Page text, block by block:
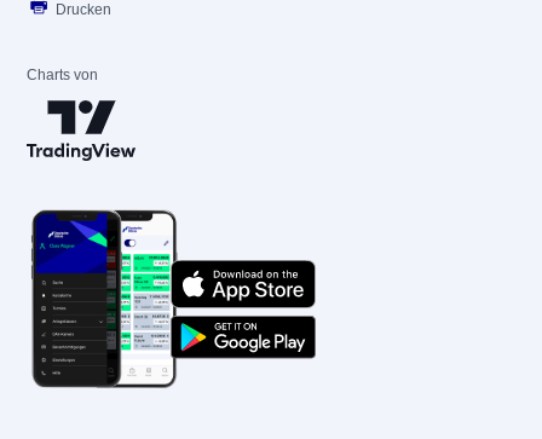
Drucken
Charts von